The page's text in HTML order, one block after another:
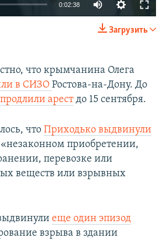
0:02:38
Загрузить
что крымчанина Олега
в СИЗО Ростова-на-Дону. До
продлили арестдо 15 сентября.
что Приходько выдвинули
приобретении,
перевозке или
веществ или взрывных
еще один эпизод
взрыва в здании